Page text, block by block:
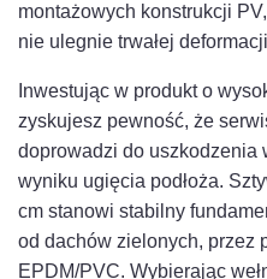
montażowych konstrukcji
nie ulegnie trwałej
Inwestując w produkt o
zyskujesz pewność, że
doprowadzi do uszkodzenia
wyniku ugięcia podłoża.
cm stanowi stabilny
od dachów zielonych, przez
EPDM/PVC. Wybierając